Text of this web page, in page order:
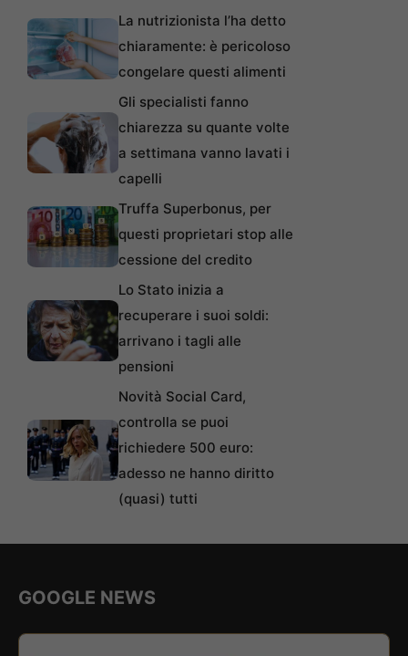
La nutrizionista l’ha detto
chiaramente: è pericoloso
congelare questi alimenti
Gli specialisti fanno
chiarezza su quante volte
a settimana vanno lavati i
capelli
Truffa Superbonus, per
questi proprietari stop alle
cessione del credito
Lo Stato inizia a
recuperare i suoi soldi:
arrivano i tagli alle
pensioni
Novità Social Card,
controlla se puoi
richiedere 500 euro:
adesso ne hanno diritto
(quasi) tutti
GOOGLE NEWS